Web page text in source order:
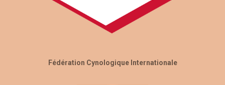
Fédération Cynologique Internationale